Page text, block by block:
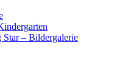
Star – Bildergalerie